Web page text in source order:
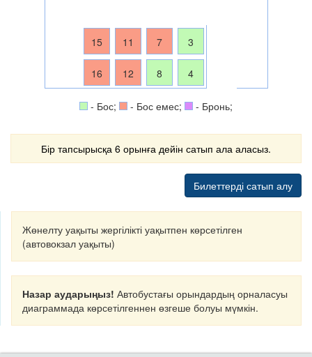
15 11 7 3
16 12 8 4
- Бос; - Бос емес; - Бронь;
Бір тапсырысқа 6 орынға дейін сатып ала аласыз.
Билеттерді сатып алу
Жөнелту уақыты жергілікті уақытпен көрсетілген
(автовокзал уақыты)
Назар аударыңыз! Автобустағы орындардың орналасуы
диаграммада көрсетілгеннен өзгеше болуы мүмкін.